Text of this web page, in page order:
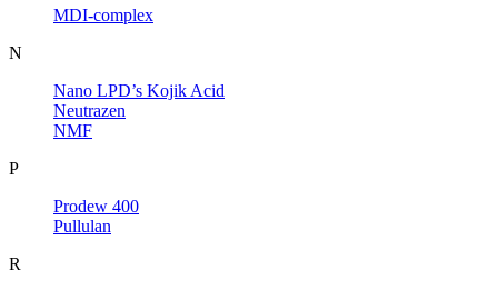
MDI-complex
N
Nano LPD’s Kojik Acid
Neutrazen
NMF
P
Prodew 400
Pullulan
R